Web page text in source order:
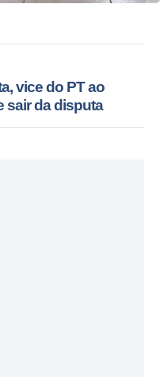
vice do PT ao
sair da disputa